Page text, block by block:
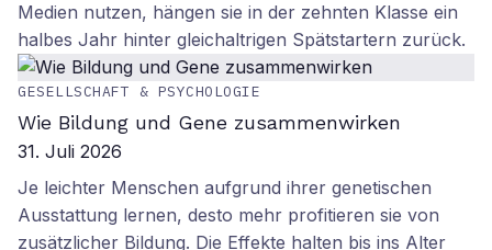
Medien nutzen, hängen sie in der zehnten Klasse ein
halbes Jahr hinter gleichaltrigen Spätstartern zurück.
GESELLSCHAFT & PSYCHOLOGIE
Wie Bildung und Gene zusammenwirken
31. Juli 2026
Je leichter Menschen aufgrund ihrer genetischen
Ausstattung lernen, desto mehr profitieren sie von
zusätzlicher Bildung. Die Effekte halten bis ins Alter